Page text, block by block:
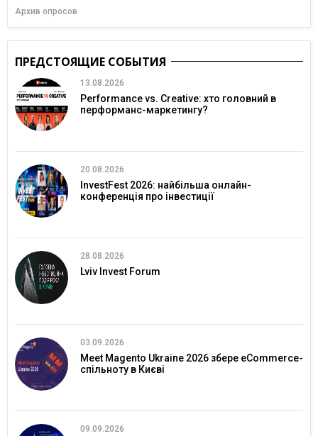
Архив опросов
ПРЕДСТОЯЩИЕ СОБЫТИЯ
13.08.2026
Performance vs. Creative: хто головний в
перформанс-маркетингу?
20.08.2026
InvestFest 2026: найбільша онлайн-
конференція про інвестиції
28.08.2026
Lviv Invest Forum
03.09.2026
Meet Magento Ukraine 2026 збере eCommerce-
спільноту в Києві
09.09.2026